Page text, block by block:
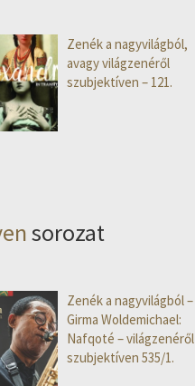
Zenék a nagyvilágból,
avagy világzenéről
szubjektíven – 121.
sorozat
Zenék a nagyvilágból –
Girma Woldemichael:
Nafqoté – világzenéről
szubjektíven 535/1.